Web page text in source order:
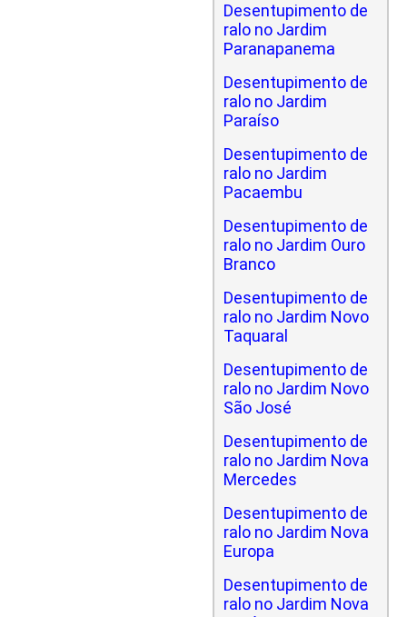
Desentupimento de
ralo no Jardim
Paranapanema
Desentupimento de
ralo no Jardim
Paraíso
Desentupimento de
ralo no Jardim
Pacaembu
Desentupimento de
ralo no Jardim Ouro
Branco
Desentupimento de
ralo no Jardim Novo
Taquaral
Desentupimento de
ralo no Jardim Novo
São José
Desentupimento de
ralo no Jardim Nova
Mercedes
Desentupimento de
ralo no Jardim Nova
Europa
Desentupimento de
ralo no Jardim Nova